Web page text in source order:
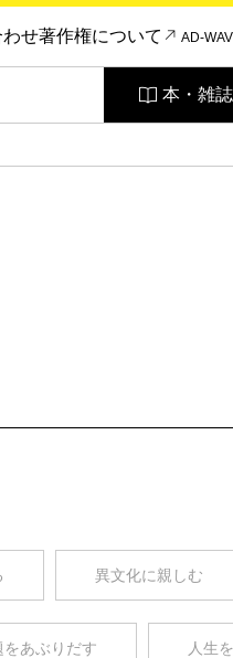
わせ著作権について AD-
本・雑
異文化に親しむ
あぶりだす 人生